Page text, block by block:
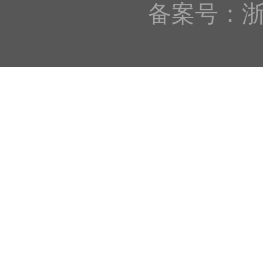
备案号：